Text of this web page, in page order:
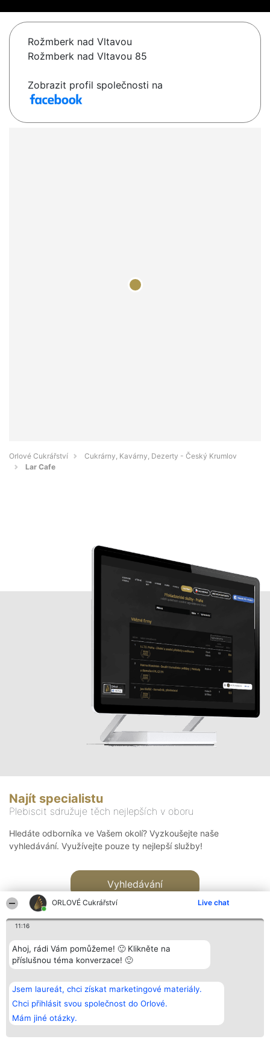
ORLOVÉ Cukrářství Live chat
11:16
Ahoj, rádi Vám pomůžeme! 🙂 Klikněte na
příslušnou téma konverzace! 🙂
Jsem laureát, chci získat marketingové materiály.
Chci přihlásit svou společnost do Orlové.
Mám jiné otázky.
Rožmberk nad Vltavou
Rožmberk nad Vltavou 85
Zobrazit profil společnosti na
Orlové Cukrářství
Cukrárny, Kavárny, Dezerty - Český Krumlov
Lar Cafe
Najít specialistu
Plebiscit sdružuje těch nejlepších v oboru
Hledáte odborníka ve Vašem okolí? Vyzkoušejte naše
vyhledávání. Využívejte pouze ty nejlepší služby!
Vyhledávání
Bright Side Solutions sp. z o.
o. sp. k.
ul. Ruska 22
Wrocław 50-079
KRS 0000749100 | Regon
381313360 | NIP 8943132676
Vítězové
Seznam všech
laureátů
Zásady
Zásady
Kontakt